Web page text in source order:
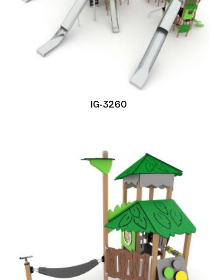
IG-3260